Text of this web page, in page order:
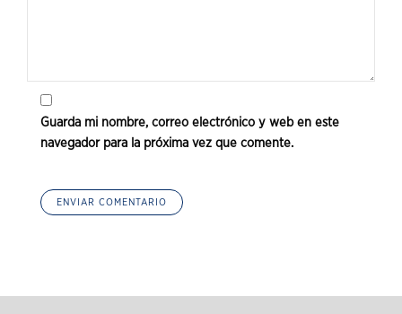
Guarda mi nombre, correo electrónico y web en este
navegador para la próxima vez que comente.